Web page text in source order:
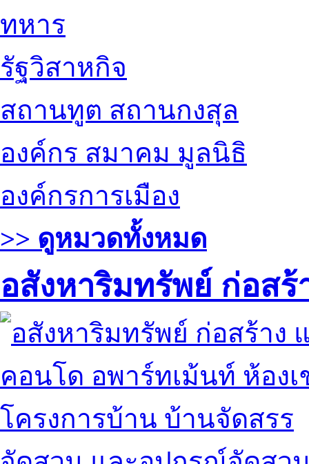
ทหาร
รัฐวิสาหกิจ
สถานทูต สถานกงสุล
องค์กร สมาคม มูลนิธิ
องค์กรการเมือง
>> ดูหมวดทั้งหมด
อสังหาริมทรัพย์ ก่อส
คอนโด อพาร์ทเม้นท์ ห้องเ
โครงการบ้าน บ้านจัดสรร